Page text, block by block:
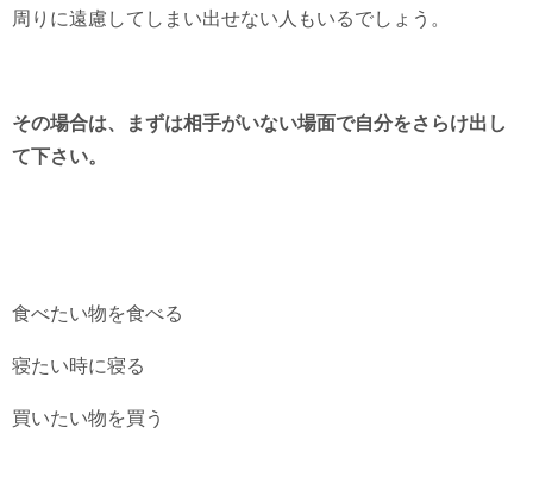
周りに遠慮してしまい出せない人もいるでしょう。
その場合は、まずは相手がいない場面で自分をさらけ出し
て下さい。
食べたい物を食べる
寝たい時に寝る
買いたい物を買う